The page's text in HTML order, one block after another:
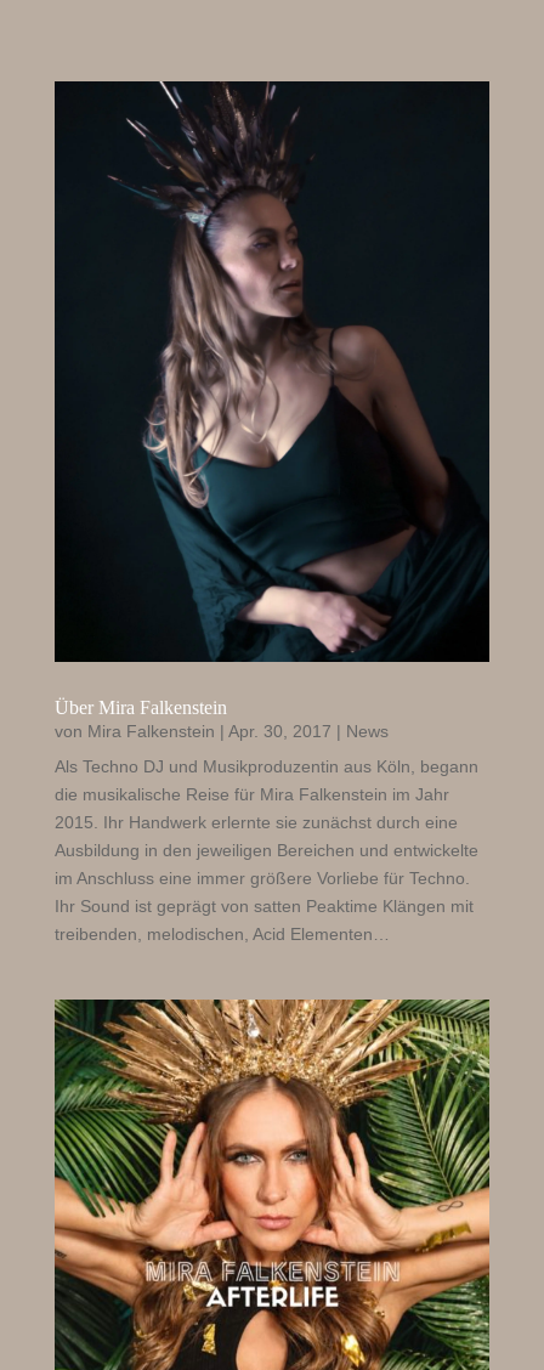
Über Mira Falkenstein
von Mira Falkenstein | Apr. 30, 2017 | News
Als Techno DJ und Musikproduzentin aus Köln, begann
die musikalische Reise für Mira Falkenstein im Jahr
2015. Ihr Handwerk erlernte sie zunächst durch eine
Ausbildung in den jeweiligen Bereichen und entwickelte
im Anschluss eine immer größere Vorliebe für Techno.
Ihr Sound ist geprägt von satten Peaktime Klängen mit
treibenden, melodischen, Acid Elementen…